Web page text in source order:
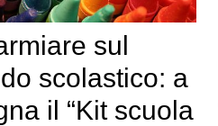
sul
scolastico: a
il “Kit scuola